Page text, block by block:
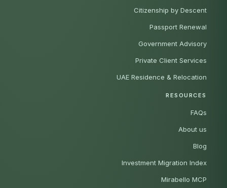
Citizenship by Descent
Passport Renewal
Government Advisory
Private Client Services
UAE Residence & Relocation
RESOURCES
FAQs
About us
Blog
Investment Migration Index
Mirabello MCP